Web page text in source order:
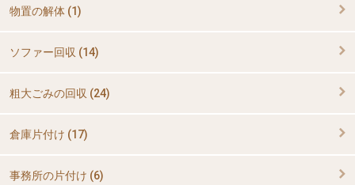
物置の解体 (1)
ソファー回収 (14)
粗大ごみの回収 (24)
倉庫片付け (17)
事務所の片付け (6)